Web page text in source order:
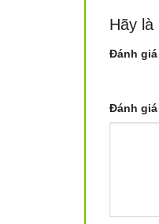
Hãy là
Đánh
Đánh